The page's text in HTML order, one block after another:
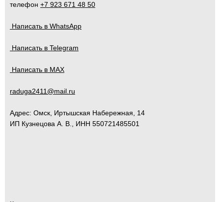
телефон +7 923 671 48 50
Написать в WhatsApp
Написать в Telegram
Написать в MAX
raduga2411@mail.ru
Адрес: Омск Иртышская Набережная, 14
ИП Кузнецова А. В., ИНН 550721485501